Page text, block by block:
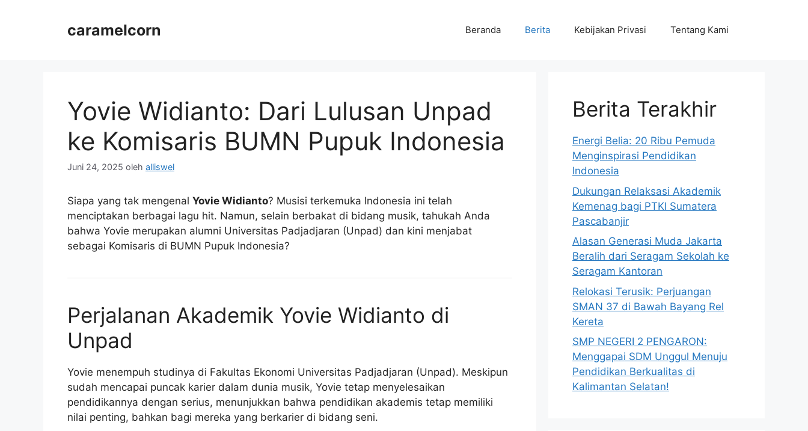
caramelcorn Beranda Berita Kebijakan Privasi Tentang Kami
Yovie Widianto: Dari Lulusan Unpad
ke Komisaris BUMN Pupuk Indonesia
Juni 24, 2025 oleh alliswel
Siapa yang tak mengenal Yovie Widianto? Musisi terkemuka Indonesia ini telah
menciptakan berbagai lagu hit. Namun, selain berbakat di bidang musik, tahukah Anda
bahwa Yovie merupakan alumni Universitas Padjadjaran (Unpad) dan kini menjabat
sebagai Komisaris di BUMN Pupuk Indonesia?
Perjalanan Akademik Yovie Widianto di
Unpad
Yovie menempuh studinya di Fakultas Ekonomi Universitas Padjadjaran (Unpad). Meskipun
sudah mencapai puncak karier dalam dunia musik, Yovie tetap menyelesaikan
pendidikannya dengan serius, menunjukkan bahwa pendidikan akademis tetap memiliki
nilai penting, bahkan bagi mereka yang berkarier di bidang seni.
Berita Terakhir
Energi Belia: 20 Ribu Pemuda
Menginspirasi Pendidikan
Indonesia
Dukungan Relaksasi Akademik
Kemenag bagi PTKI Sumatera
Pascabanjir
Alasan Generasi Muda Jakarta
Beralih dari Seragam Sekolah ke
Seragam Kantoran
Relokasi Terusik: Perjuangan
SMAN 37 di Bawah Bayang Rel
Kereta
SMP NEGERI 2 PENGARON:
Menggapai SDM Unggul Menuju
Pendidikan Berkualitas di
Kalimantan Selatan!